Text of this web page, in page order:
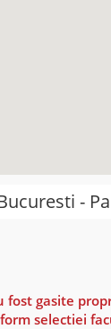
-
fost gasite
selectiei